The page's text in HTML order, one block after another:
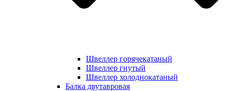
Швеллер горячекатаный
Швеллер гнутый
Швеллер холоднокатаный
Балка двутавровая